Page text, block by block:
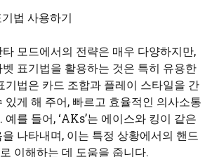
법 사용하기
모드에서의 전략은 매우 다양하지만,
표기법을 활용하는 것은 특히 유용한
기법은 카드 조합과 플레이 스타일을 간
있게 해 주어, 빠르고 효율적인 의사소통
예를 들어, ‘AKs’는 에이스와 킹이 같은
나타내며, 이는 특정 상황에서의 핸드
이해하는 데 도움을 줍니다.